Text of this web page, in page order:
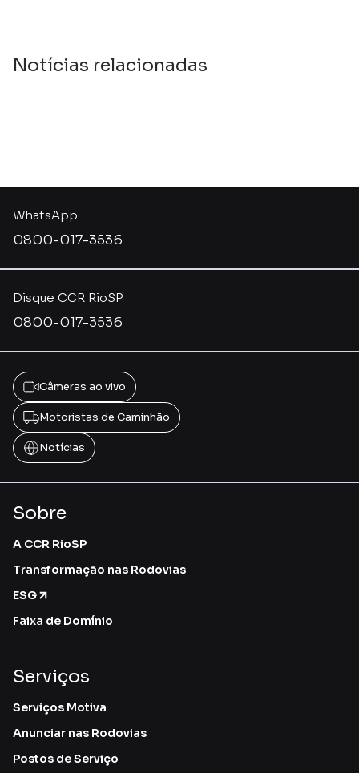
Notícias relacionadas
Disque CCR RioSP
0800-017-3536
WhatsApp
0800-017-3536
Câmeras ao vivo
Motoristas de Caminhão
Notícias
Sobre
A CCR RioSP
Transformação nas Rodovias
ESG
Faixa de Domínio
Serviços
Serviços Motiva
Anunciar nas Rodovias
Postos de Serviço